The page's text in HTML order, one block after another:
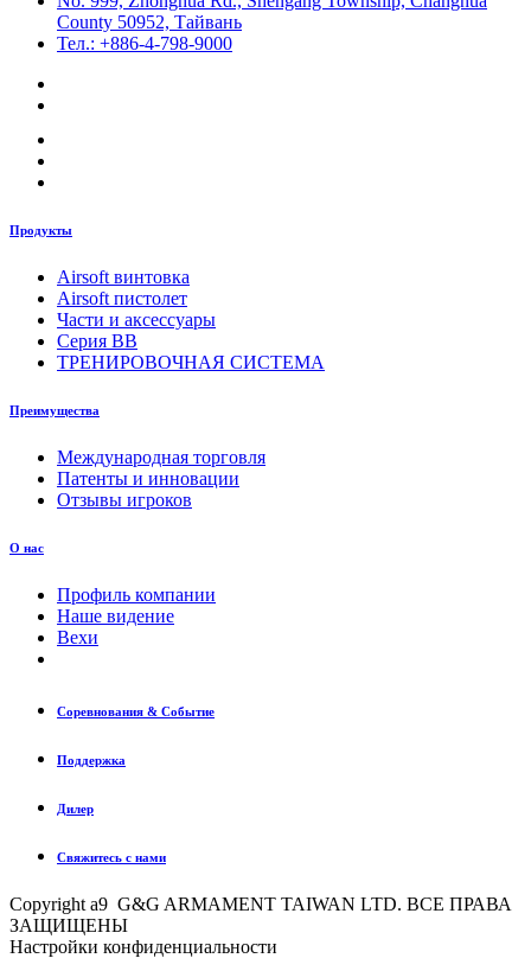
County 50952, Тайвань
Тел.: +886-4-798-9000
Продукты
Airsoft винтовка
Airsoft пистолет
Части и аксессуары
Серия BB
ТРЕНИРОВОЧНАЯ СИСТЕМА
Преимущества
Международная торговля
Патенты и инновации
Отзывы игроков
О нас
Профиль компании
Наше видение
Вехи
Соревнования & Событие
Поддержка
Дилер
Свяжитесь с нами
Copyright a9 G&G ARMAMENT TAIWAN LTD. ВСЕ ПРАВА
ЗАЩИЩЕНЫ
Настройки конфиденциальности